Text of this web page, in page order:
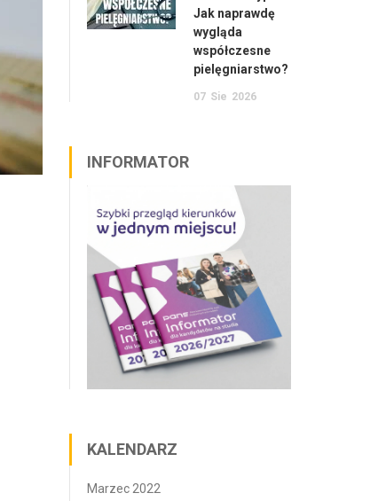
Jak naprawdę
wygląda
współczesne
pielęgniarstwo?
07 Sie 2026
INFORMATOR
KALENDARZ
Marzec 2022